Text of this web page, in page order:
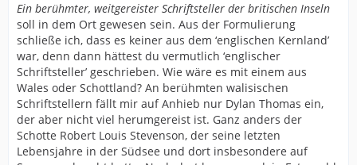
Ein berühmter, weitgereister Schriftsteller der britischen Inseln
soll in dem Ort gewesen sein. Aus der Formulierung
schließe ich, dass es keiner aus dem ‘englischen Kernland’
war, denn dann hättest du vermutlich ‘englischer
Schriftsteller’ geschrieben. Wie wäre es mit einem aus
Wales oder Schottland? An berühmten walisischen
Schriftstellern fällt mir auf Anhieb nur Dylan Thomas ein,
der aber nicht viel herumgereist ist. Ganz anders der
Schotte Robert Louis Stevenson, der seine letzten
Lebensjahre in der Südsee und dort insbesondere auf